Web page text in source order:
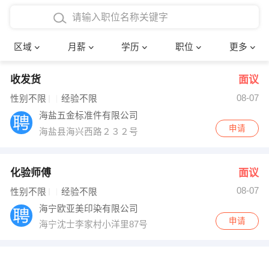
区域 月薪 学历 职位 更多
4000-5000元
8000-12000元
12000-20000元
博士
文员
财务会计
网络IT
快递员
收银员 技术员/工程师
确定
收发货 面议
性别不限 经验不限
08-07
海盐五金标准件有限公司
海盐县海兴西路２３２号
申请
化验师傅 面议
性别不限 经验不限
08-07
海宁欧亚美印染有限公司
海宁沈士李家村小洋里87号
申请